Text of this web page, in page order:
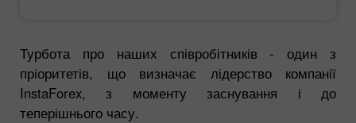
Турбота про наших співробітників - один з
пріоритетів, що визначає лідерство компанії
InstaForex, з моменту заснування і до
теперішнього часу.